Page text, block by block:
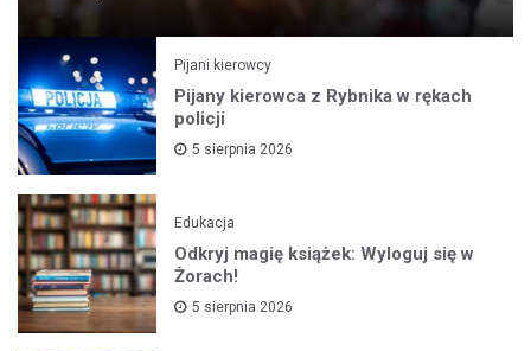
Pijani kierowcy
Pijany kierowca z Rybnika w rękach
policji
5 sierpnia 2026
Edukacja
Odkryj magię książek: Wyloguj się w
Żorach!
5 sierpnia 2026